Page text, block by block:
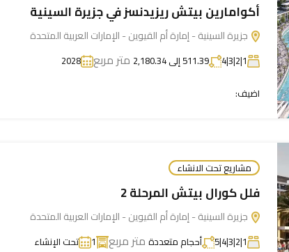
أكوامارين بيتش ريزيدنسز في جزيرة السينية
جزيرة السينية - إمارة أم القيوين - الإمارات العربية المتحدة
1|2|3|4 511.39 إلى 2,180.34 متر مربع
2028
اضيف:
مشاريع تحت الانشاء
فلل كورال بيتش المرحلة 2
جزيرة السينية - إمارة أم القيوين - الإمارات العربية المتحدة
1|2|3|4|5 أحجام متعددة متر مربع 1
تحت الإنشاء